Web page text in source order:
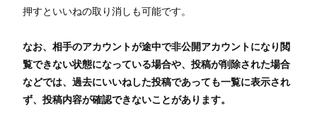
押すといいねの取り消しも可能です。
なお、相手のアカウントが途中で非公開アカウントになり閲
覧できない状態になっている場合や、投稿が削除された場合
などでは、過去にいいねした投稿であっても一覧に表示され
ず、投稿内容が確認できないことがあります。